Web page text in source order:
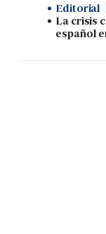
Editorial
La crisis
español